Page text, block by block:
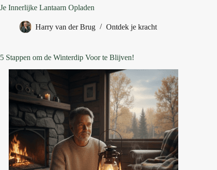
Je Innerlijke Lantaarn Opladen
Harry van der Brug Ontdek je kracht
5 Stappen om de Winterdip Voor te Blijven!